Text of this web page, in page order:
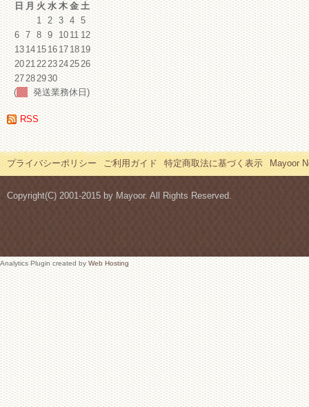
日 月 火 水 木 金 土
1 2 3 4 5
6 7 8 9 1011 12
13141516171819
20212223242526
27282930
(
発送業務休日)
RSS
プライバシーポリシー ご利用ガイド 特定商取法に基づく表示 Mayoor
Copyright(C) 2001-2015 by Mayoor. All Rights Reserved.
Analytics Plugin created byWeb Hosting